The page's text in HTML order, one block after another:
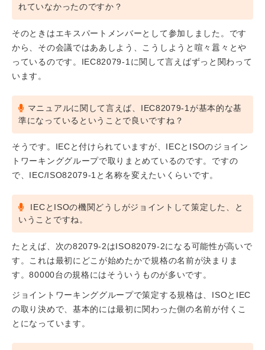
れていなかったのですか？
そのときはエキスパートメンバーとして参加しました。です
から、その会議ではああしよう、こうしようと喧々囂々とや
っているのです。IEC82079-1に関して言えばずっと関わって
います。
マニュアルに関して言えば、IEC82079-1が基本的な基
準になっているということで良いですね？
そうです。IECと付けられていますが、IECとISOのジョイン
トワーキンググループで取りまとめているのです。ですの
で、IEC/ISO82079-1と名称を変えたいくらいです。
IECとISOの機関どうしがジョイントして策定した、と
いうことですね。
たとえば、次の82079-2はISO82079-2になる可能性が高いで
す。これは最初にどこが始めたかで規格の名前が決まりま
す。80000台の規格にはそういうものが多いです。
ジョイントワーキンググループで策定する規格は、ISOとIEC
の取り決めで、基本的には最初に関わった側の名前が付くこ
とになっています。